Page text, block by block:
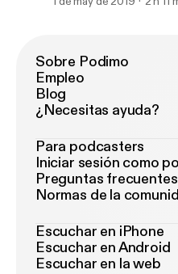
Sobre Podimo
Empleo
Blog
¿Necesitas ayuda?
Para podcasters
Iniciar sesión como
Preguntas
Normas de la
Escuchar en iPhone
Escuchar en Android
Escuchar en la web